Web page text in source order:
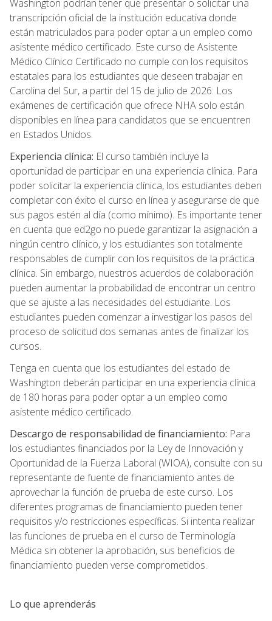
Washington podrían tener que presentar o solicitar una
transcripción oficial de la institución educativa donde
están matriculados para poder optar a un empleo como
asistente médico certificado. Este curso de Asistente
Médico Clínico Certificado no cumple con los requisitos
estatales para los estudiantes que deseen trabajar en
Carolina del Sur, a partir del 15 de julio de 2026. Los
exámenes de certificación que ofrece NHA solo están
disponibles en línea para candidatos que se encuentren
en Estados Unidos.
Experiencia clínica: El curso también incluye la
oportunidad de participar en una experiencia clínica. Para
poder solicitar la experiencia clínica, los estudiantes deben
completar con éxito el curso en línea y asegurarse de que
sus pagos estén al día (como mínimo). Es importante tener
en cuenta que ed2go no puede garantizar la asignación a
ningún centro clínico, y los estudiantes son totalmente
responsables de cumplir con los requisitos de la práctica
clínica. Sin embargo, nuestros acuerdos de colaboración
pueden aumentar la probabilidad de encontrar un centro
que se ajuste a las necesidades del estudiante. Los
estudiantes pueden comenzar a investigar los pasos del
proceso de solicitud dos semanas antes de finalizar los
cursos.
Tenga en cuenta que los estudiantes del estado de
Washington deberán participar en una experiencia clínica
de 180 horas para poder optar a un empleo como
asistente médico certificado.
Descargo de responsabilidad de financiamiento: Para
los estudiantes financiados por la Ley de Innovación y
Oportunidad de la Fuerza Laboral (WIOA), consulte con su
representante de fuente de financiamiento antes de
aprovechar la función de prueba de este curso. Los
diferentes programas de financiamiento pueden tener
requisitos y/o restricciones específicas. Si intenta realizar
las funciones de prueba en el curso de Terminología
Médica sin obtener la aprobación, sus beneficios de
financiamiento pueden verse comprometidos.
Lo que aprenderás